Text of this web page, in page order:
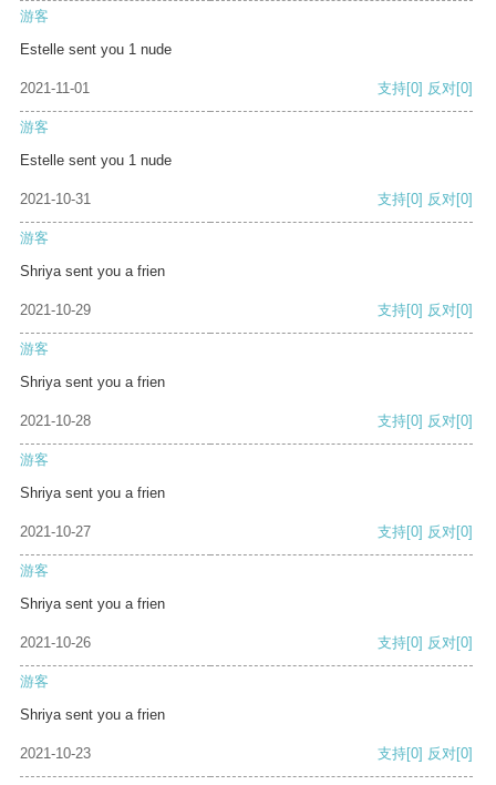
游客
Estelle sent you 1 nude
2021-11-01 支持[0] 反对[0]
游客
Estelle sent you 1 nude
2021-10-31 支持[0] 反对[0]
游客
Shriya sent you a frien
2021-10-29 支持[0] 反对[0]
游客
Shriya sent you a frien
2021-10-28 支持[0] 反对[0]
游客
Shriya sent you a frien
2021-10-27 支持[0] 反对[0]
游客
Shriya sent you a frien
2021-10-26 支持[0] 反对[0]
游客
Shriya sent you a frien
2021-10-23 支持[0] 反对[0]